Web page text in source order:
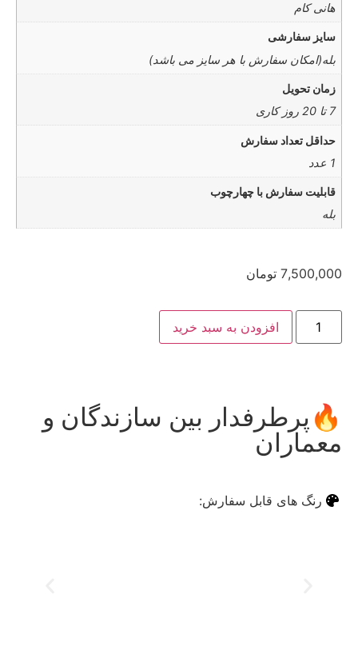
هانی کام
سایز سفارشی
بله(امکان سفارش با هر سایز می باشد)
زمان تحویل
7 تا 20 روز کاری
حداقل تعداد سفارش
1 عدد
قابلیت سفارش با چهارچوب
بله
7,500,000 تومان
افزودن به سبد خرید
🔥پرطرفدار بین سازندگان و
معماران
رنگ های قابل سفارش: